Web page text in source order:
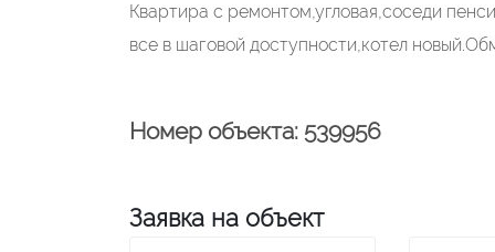
Квартира с ремонтом,угловая,соседи
все в шаговой доступности,котел
Номер объекта: 539956
Заявка на объект